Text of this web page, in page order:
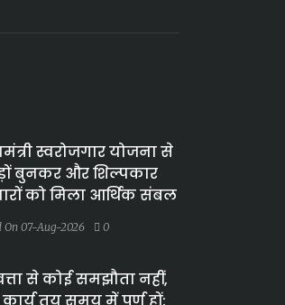
स्वरोजगार योजना से
बुनकर और शिल्पकार
को मिला आर्थिक संबल
On 07-Aug-2026 0
से कोई समझौता नहीं,